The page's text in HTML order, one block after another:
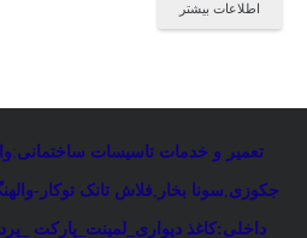
اطلاعات بیشتر
تعمیر و خدمات تاسیسات ساختمانی:
جکوزی,سونا بخار ,فلاش تانک توکار-
داخلی:کاغذ دیواری_لمینت_پارکت